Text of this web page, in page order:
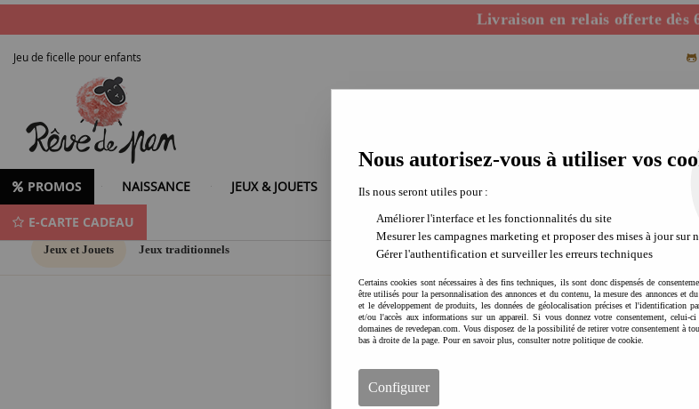
Livraison en relais offerte dès
Jeu de ficelle pour enfants
PROMOS NAISSANCE JEUX & JOUETS LOISIRS CREATIFS
E-CARTE CADEAU
Jeux et Jouets Jeux traditionnels
MARC
Nous autorisez-vous à utiliser vos
Ils nous seront utiles pour :
Améliorer l'interface et les fonctionnalités du site
Mesurer les campagnes marketing et proposer des mises à jour sur
Gérer l'authentification et surveiller les erreurs techniques
Certains cookies sont nécessaires à des fins techniques, ils sont donc dispensés de
être utilisés pour la personnalisation des annonces et du contenu, la mesure des annonces et
et le développement de produits, les données de géolocalisation précises et l'identification
et/ou l'accès aux informations sur un appareil. Si vous donnez votre consentement, celui-ci
domaines de revedepan.com. Vous disposez de la possibilité de retirer votre consentement à
bas à droite de la page. Pour en savoir plus, consulter notre politique de cookie.
Configurer